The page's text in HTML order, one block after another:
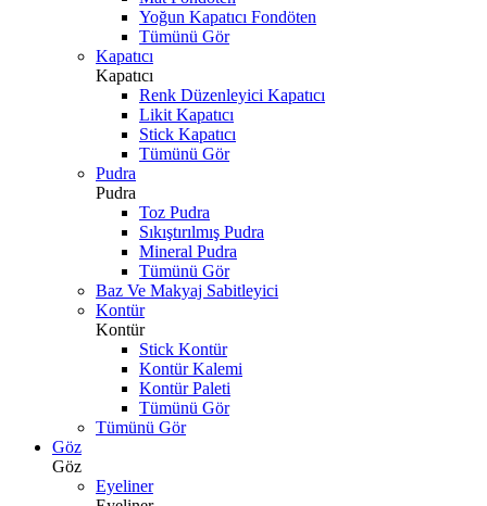
Yoğun Kapatıcı Fondöten
Tümünü Gör
Kapatıcı
Kapatıcı
Renk Düzenleyici Kapatıcı
Likit Kapatıcı
Stick Kapatıcı
Tümünü Gör
Pudra
Pudra
Toz Pudra
Sıkıştırılmış Pudra
Mineral Pudra
Tümünü Gör
Baz Ve Makyaj Sabitleyici
Kontür
Kontür
Stick Kontür
Kontür Kalemi
Kontür Paleti
Tümünü Gör
Tümünü Gör
Göz
Göz
Eyeliner